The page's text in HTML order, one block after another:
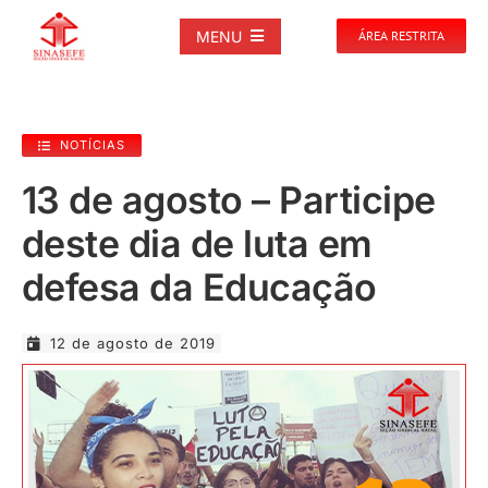
MENU
NOTÍCIAS
PUBLICAÇÕES
DOCUMENTOS
GALERIAS
EVENTOS
ÁREA RESTRITA
NOTÍCIAS
13 de agosto – Participe
deste dia de luta em
defesa da Educação
12 de agosto de 2019